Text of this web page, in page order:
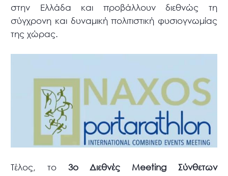
στην Ελλάδα και προβάλλουν διεθνώς τη
σύγχρονη και δυναμική πολιτιστική φυσιογνωμίας
της χώρας.
Τέλος, το 3ο Διεθνές Meeting Σύνθετων